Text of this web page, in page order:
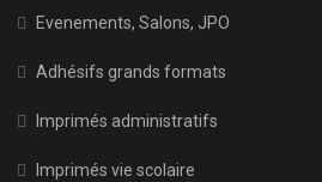
Evenements, Salons, JPO
Adhésifs grands formats
Imprimés administratifs
Imprimés vie scolaire